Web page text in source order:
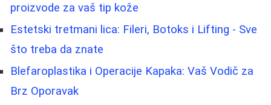
proizvode za vaš tip kože
Estetski tretmani lica: Fileri, Botoks i Lifting - Sve
što treba da znate
Blefaroplastika i Operacije Kapaka: Vaš Vodič za
Brz Oporavak